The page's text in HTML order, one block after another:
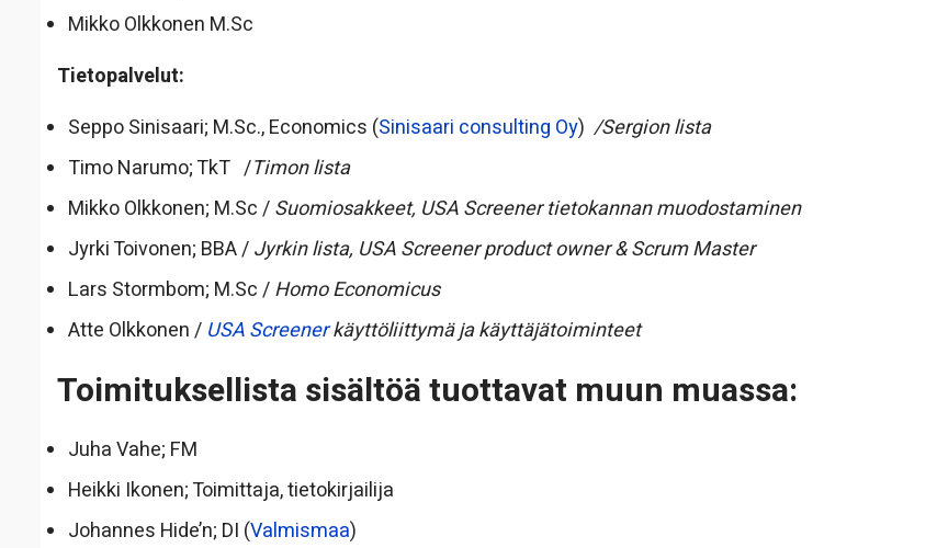
Mikko Olkkonen M.Sc
Tietopalvelut:
Seppo Sinisaari; M.Sc., Economics (Sinisaari consulting Oy) /Sergion lista
Timo Narumo; TkT /Timon lista
Mikko Olkkonen; M.Sc /Suomiosakkeet, USA Screener tietokannan muodostaminen
Jyrki Toivonen; BBA /Jyrkin lista, USA Screener product owner & Scrum Master
Lars Stormbom; M.Sc /Homo Economicus
Atte Olkkonen / USA Screenerkäyttöliittymä ja käyttäjätoiminteet
Toimituksellista sisältöä tuottavat muun muassa:
Juha Vahe; FM
Heikki Ikonen; Toimittaja, tietokirjailija
Johannes Hide’n; DI (Valmismaa)